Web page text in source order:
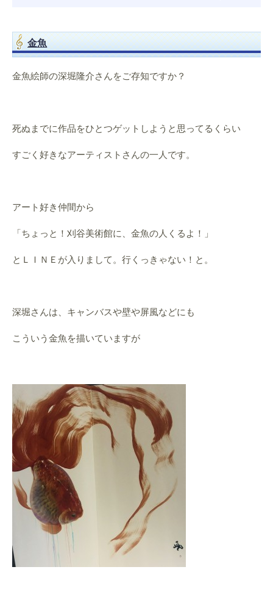
金魚
金魚絵師の深堀隆介さんをご存知ですか？
死ぬまでに作品をひとつゲットしようと思ってるくらい
すごく好きなアーティストさんの一人です。
アート好き仲間から
「ちょっと！刈谷美術館に、金魚の人くるよ！」
とＬＩＮＥが入りまして。行くっきゃない！と。
深堀さんは、キャンバスや壁や屏風などにも
こういう金魚を描いていますが